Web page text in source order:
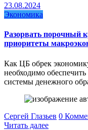
23.08.2024
Экономика
Разорвать порочный
приоритеты
Как ЦБ обрек
необходимо
системы денежного
Сергей Глазьев 0
Читать далее